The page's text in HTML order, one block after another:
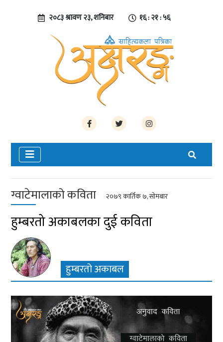
२०८३ श्रावण २३, शनिबार १६ : २१ : ५७
ग्वाटेमालाको कविता २०७९ कार्तिक ७, सोमबार
हुम्बरतो अकाबलका दुई कविता
हुम्बरतो अकाबल